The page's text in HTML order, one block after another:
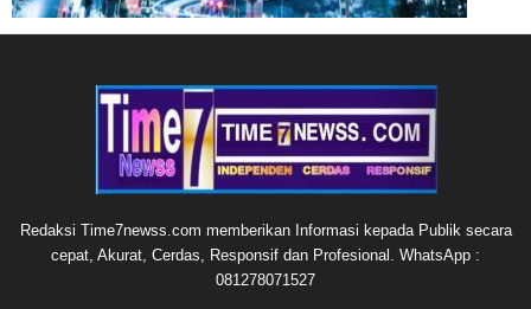
Redaksi Time7newss.com memberikan Informasi kepada Publik secara
cepat, Akurat, Cerdas, Responsif dan Profesional. WhatsApp :
081278071527